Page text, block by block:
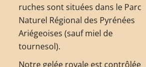
ruches sont situées dans le Parc
Naturel Régional des Pyrénées
Ariégeoises (sauf miel de
tournesol).
Notre gelée royale est contrôlée